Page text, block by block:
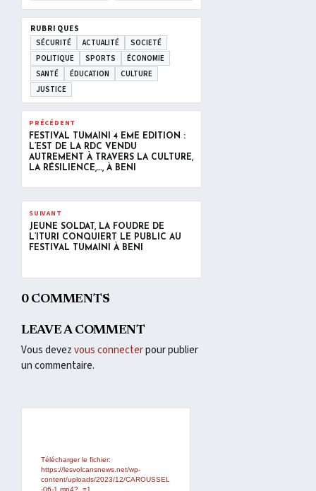
RUBRIQUES
SÉCURITÉ
ACTUALITÉ
SOCIETÉ
POLITIQUE
SPORTS
ÉCONOMIE
SANTÉ
ÉDUCATION
CULTURE
JUSTICE
PRÉCÉDENT
FESTIVAL TUMAINI 4 ÈME ÉDITION :
L’EST DE LA RDC VENDU
AUTREMENT À TRAVERS LA CULTURE,
LA RÉSILIENCE,…, À BENI
SUIVANT
JEUNE SOLDAT, LA FOUDRE DE
L’ITURI CONQUIERT LE PUBLIC AU
FESTIVAL TUMAINI À BENI
0 COMMENTS
LEAVE A COMMENT
Vous devezvous connecterpour publier
un commentaire.
Télécharger le fichier:
https://lesvolcansnews.net/wp-
content/uploads/2023/12/CAROUSSEL
-06-1.mp4?_=1